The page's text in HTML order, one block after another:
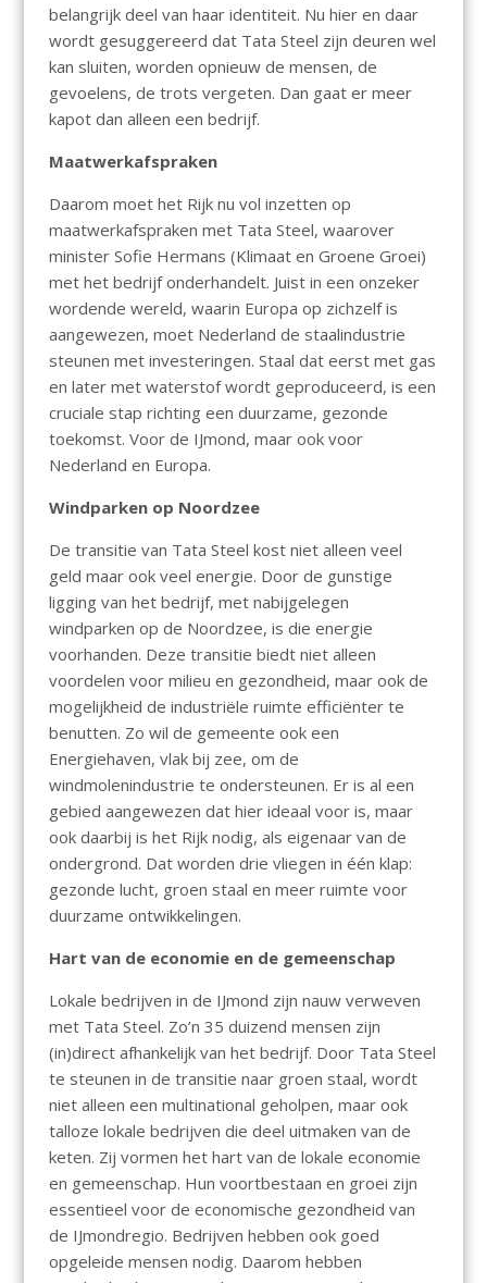
belangrijk deel van haar identiteit. Nu hier en daar
wordt gesuggereerd dat Tata Steel zijn deuren wel
kan sluiten, worden opnieuw de mensen, de
gevoelens, de trots vergeten. Dan gaat er meer
kapot dan alleen een bedrijf.
Maatwerkafspraken
Daarom moet het Rijk nu vol inzetten op
maatwerkafspraken met Tata Steel, waarover
minister Sofie Hermans (Klimaat en Groene Groei)
met het bedrijf onderhandelt. Juist in een onzeker
wordende wereld, waarin Europa op zichzelf is
aangewezen, moet Nederland de staalindustrie
steunen met investeringen. Staal dat eerst met gas
en later met waterstof wordt geproduceerd, is een
cruciale stap richting een duurzame, gezonde
toekomst. Voor de IJmond, maar ook voor
Nederland en Europa.
Windparken op Noordzee
De transitie van Tata Steel kost niet alleen veel
geld maar ook veel energie. Door de gunstige
ligging van het bedrijf, met nabijgelegen
windparken op de Noordzee, is die energie
voorhanden. Deze transitie biedt niet alleen
voordelen voor milieu en gezondheid, maar ook de
mogelijkheid de industriële ruimte efficiënter te
benutten. Zo wil de gemeente ook een
Energiehaven, vlak bij zee, om de
windmolenindustrie te ondersteunen. Er is al een
gebied aangewezen dat hier ideaal voor is, maar
ook daarbij is het Rijk nodig, als eigenaar van de
ondergrond. Dat worden drie vliegen in één klap:
gezonde lucht, groen staal en meer ruimte voor
duurzame ontwikkelingen.
Hart van de economie en de gemeenschap
Lokale bedrijven in de IJmond zijn nauw verweven
met Tata Steel. Zo’n 35 duizend mensen zijn
(in)direct afhankelijk van het bedrijf. Door Tata Steel
te steunen in de transitie naar groen staal, wordt
niet alleen een multinational geholpen, maar ook
talloze lokale bedrijven die deel uitmaken van de
keten. Zij vormen het hart van de lokale economie
en gemeenschap. Hun voortbestaan en groei zijn
essentieel voor de economische gezondheid van
de IJmondregio. Bedrijven hebben ook goed
opgeleide mensen nodig. Daarom hebben